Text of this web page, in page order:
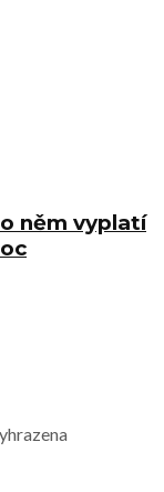
něm vyplatí